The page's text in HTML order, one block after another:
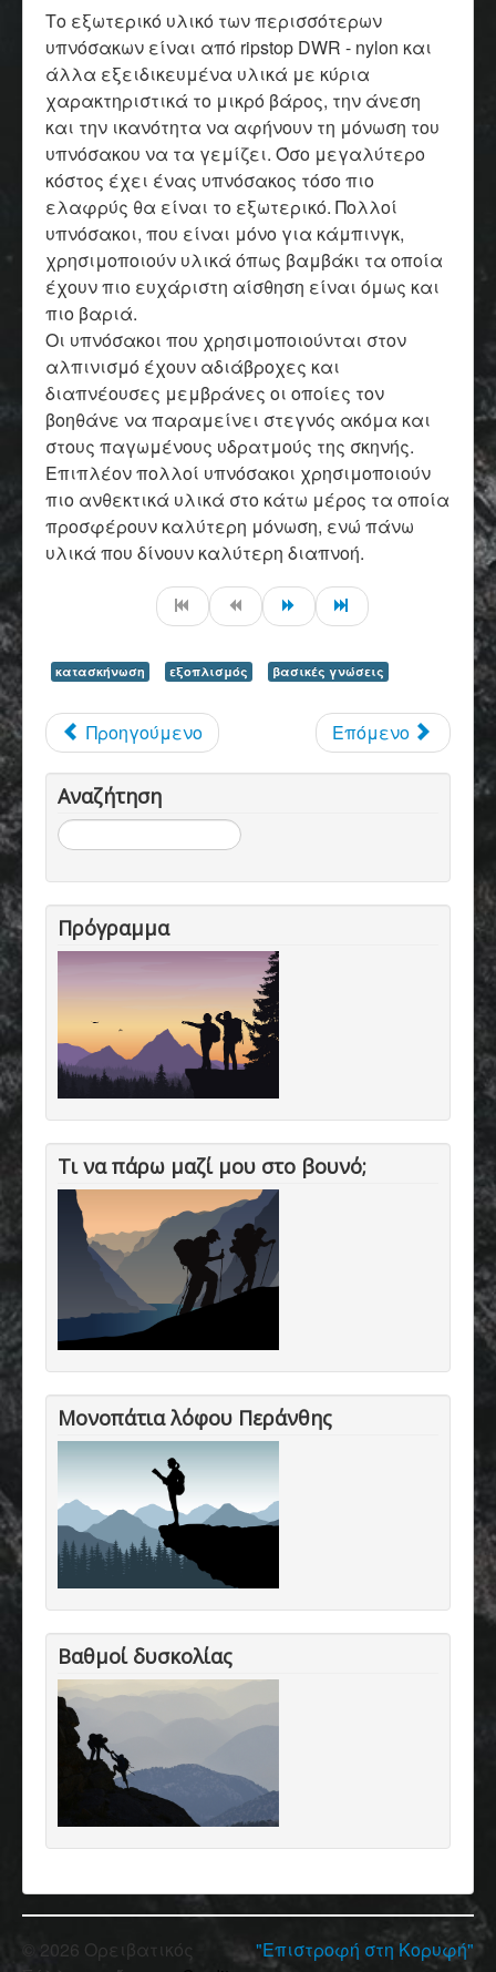
Το εξωτερικό υλικό των περισσότερων
υπνόσακων είναι από ripstop DWR - nylon και
άλλα εξειδικευμένα υλικά με κύρια
χαρακτηριστικά το μικρό βάρος, την άνεση
και την ικανότητα να αφήνουν τη μόνωση του
υπνόσακου να τα γεμίζει. Όσο μεγαλύτερο
κόστος έχει ένας υπνόσακος τόσο πιο
ελαφρύς θα είναι το εξωτερικό. Πολλοί
υπνόσακοι, που είναι μόνο για κάμπινγκ,
χρησιμοποιούν υλικά όπως βαμβάκι τα οποία
έχουν πιο ευχάριστη αίσθηση είναι όμως και
πιο βαριά.
Οι υπνόσακοι που χρησιμοποιούνται στον
αλπινισμό έχουν αδιάβροχες και
διαπνέουσες μεμβράνες οι οποίες τον
βοηθάνε να παραμείνει στεγνός ακόμα και
στους παγωμένους υδρατμούς της σκηνής.
Επιπλέον πολλοί υπνόσακοι χρησιμοποιούν
πιο ανθεκτικά υλικά στο κάτω μέρος τα οποία
προσφέρουν καλύτερη μόνωση, ενώ πάνω
υλικά που δίνουν καλύτερη διαπνοή.
κατασκήνωση εξοπλισμός βασικές γνώσεις
Προηγούμενο Επόμενο
Αναζήτηση
Αναζήτηση...
Πρόγραμμα
Τι να πάρω μαζί μου στο βουνό;
Μονοπάτια λόφου Περάνθης
Βαθμοί δυσκολίας
"Επιστροφή στη Κορυφή"
© 2026 Ορειβατικός